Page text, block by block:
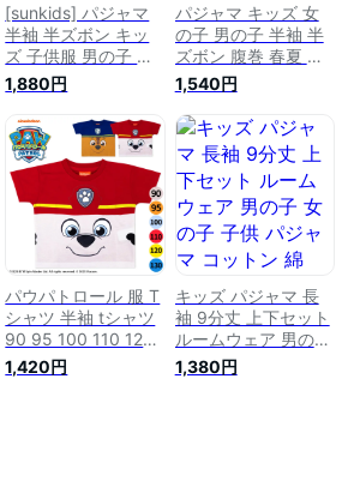
[sunkids] パジャマ
半袖 半ズボン キッ
ズ 子供服 男の子 女
の子 ガールズ ボイ
ス ス上下セット 90
100 110 120 130 春
夏 綿100% コットン
100% ルームウェア
部屋着 寝間着 パウ
パトロール キャラク
ター (100, 黒)
1,880円
パジャマ キッズ 女
の子 男の子 半袖 半
ズボン 腹巻 春夏 子
供服 部屋着 ルーム
ウエア 上下セット
子供 コットン 綿 腹
巻パジャマ 100cm
110cm 120cm
130cm 幼稚園 お昼
寝 保育園 小学生 車
サメ さくらんぼ柄
おしゃれ【RCP】
1,540円
パウパトロール 服 T
シャツ 半袖 tシャツ
90 95 100 110 120
130 フェイス柄 子供
夏 男の子 男児 パウ
1,420円
キッズ パジャマ 長
袖 9分丈 上下セット
ルームウェア 男の子
女の子 子供 パジャ
マ コットン 綿100％
1,380円